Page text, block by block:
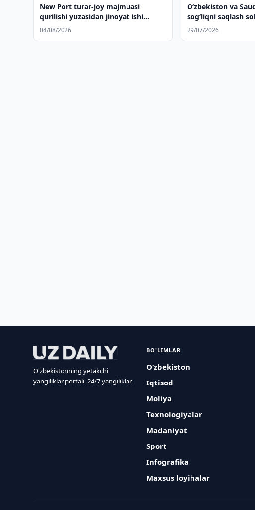
New Port turar-joy majmuasi
qurilishi yuzasidan jinoyat ishi
qo‘zg‘atildi
04/08/2026
Oʻzbekiston va
sogʻliqni saqlash
hamkorlikni
29/07/2026
O'zbekistonning yetakchi
yangiliklar portali. 24/7 yangiliklar.
BO'LIMLAR
O‘zbekiston
Iqtisod
Moliya
Texnologiyalar
Madaniyat
Sport
Infografika
Maxsus loyihalar